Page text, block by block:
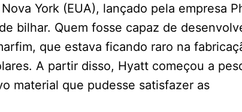
York (EUA), lançado pela empresa
bilhar. Quem fosse capaz de
que estava ficando raro na
A partir disso, Hyatt começou a
material que pudesse satisfazer as